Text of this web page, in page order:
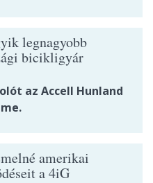
legnagyobb
bicikligyár
az Accell Hunland
amerikai
a 4iG